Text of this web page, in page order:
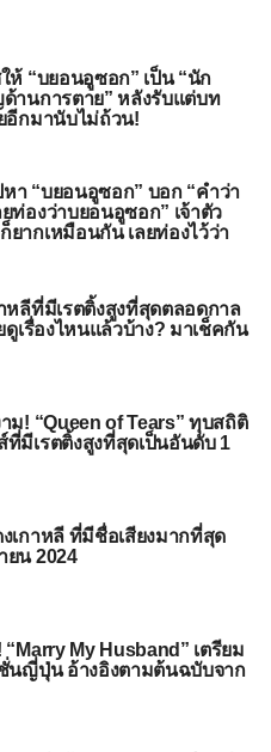
ห้ “บยอนอูซอก” เป็น “นัก
านการตาย” หลังรับแต่บท
อีกมานับไม่ถ้วน!
า “บยอนอูซอก” บอก “คำว่า
ท่องว่าบยอนอูซอก” เจ้าตัว
ยากเหมือนกัน เลยท่องไว้ว่า
หลีที่มีเรตติ้งสูงที่สุดตลอดกาล
ดูเรื่องไหนแล้วบ้าง? มาเช็คกัน
ม! “Queen of Tears” ทุบสถิติ
มีเรตติ้งสูงที่สุดเป็นอันดับ 1
เกาหลี ที่มีชื่อเสียงมากที่สุด
ยน 2024
My Husband” เตรียม
ชั่นญี่ปุ่น อ้างอิงตามต้นฉบับจาก